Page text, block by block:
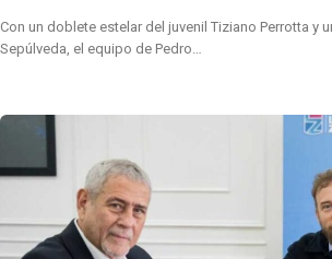
Con un doblete estelar del juvenil Tiziano Perrotta y
Sepúlveda, el equipo de Pedro…